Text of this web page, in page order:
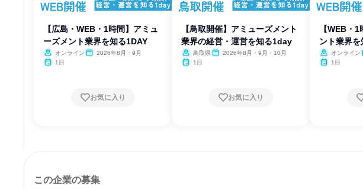
【広島・WEB・1時間】アミュ
ーズメント業界を知る1DAY
オンライン
2026年8月・9月
1日
お気に入り
【鳥取開催】アミューズメント
業界の経営・運営を知る1day
鳥取県
2026年8月・9月・10月
1日
お気に入り
【WEB・
ント業界を
オンライン
1日
この企業の募集